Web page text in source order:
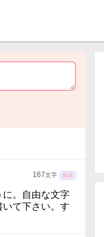
167文字 編集
。自由な文字
て下さい。す